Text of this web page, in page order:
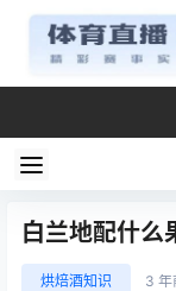
白兰地配什么
烘焙酒知识 3 年